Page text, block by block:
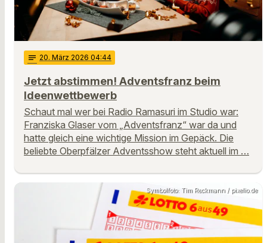
notes 20. März 2026 04:44
Jetzt abstimmen! Adventsfranz beim
Ideenwettbewerb
Schaut mal wer bei Radio Ramasuri im Studio war:
Franziska Glaser vom „Adventsfranz“ war da und
hatte gleich eine wichtige Mission im Gepäck. Die
beliebte Oberpfälzer Adventsshow steht aktuell im …
Symbolfoto: Tim Reckmann / pixelio.de